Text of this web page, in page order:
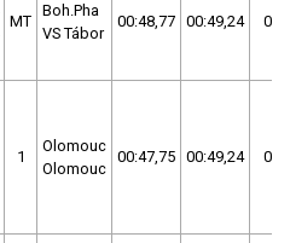
MT
Boh.Pha
VS Tábor
00:48,77 00:49,24
1
Olomouc
Olomouc
00:47,75 00:49,24